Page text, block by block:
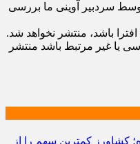
سردبیر آوینی ما بررسی
باشد، منتشر نخواهد شد.
یا غیر مرتبط باشد منتشر
کشاورز کمترین سهم را از